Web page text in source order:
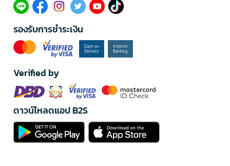
รองรับการชำระเงิน
Verified by
ดาวน์โหลดแอป B2S